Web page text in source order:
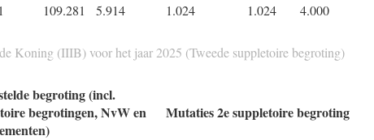
109.281 5.914 1.024 1.024 4.000
Koning (IIIB) voor het jaar 2025 (Tweede suppletoire begroting)
begroting (incl.
begrotingen, NvW en
Mutaties 2e suppletoire begroting